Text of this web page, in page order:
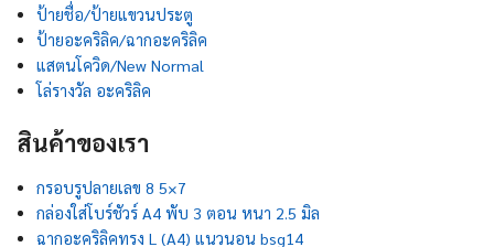
ป้ายชื่อ/ป้ายแขวนประตู
ป้ายอะคริลิค/ฉากอะคริลิค
แสตนโควิด/New Normal
โล่รางวัล อะคริลิค
สินค้าของเรา
กรอบรูปลายเลข 8 5×7
กล่องใส่โบร์ชัวร์ A4 พับ 3 ตอน หนา 2.5 มิล
ฉากอะคริลิคทรง L (A4) แนวนอน bsg14